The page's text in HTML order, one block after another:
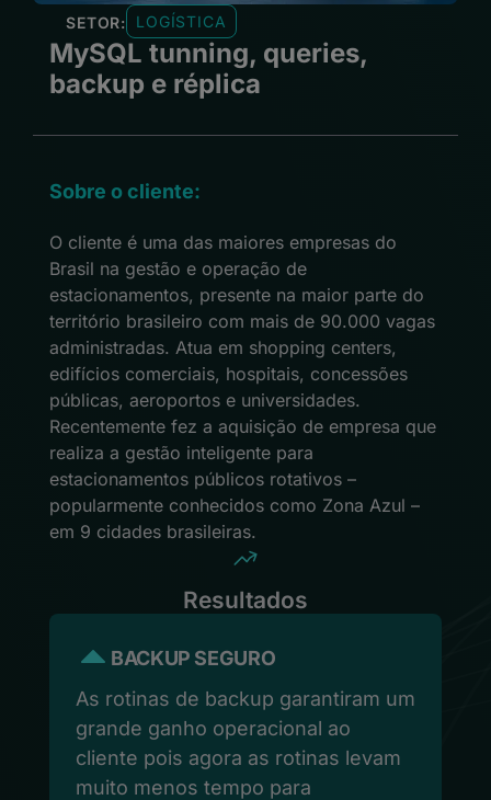
SETOR: LOGÍSTICA
MySQL tunning, queries,
backup e réplica
Sobre o cliente:
O cliente é uma das maiores empresas do
Brasil na gestão e operação de
estacionamentos, presente na maior parte do
território brasileiro com mais de 90.000 vagas
administradas. Atua em shopping centers,
edifícios comerciais, hospitais, concessões
públicas, aeroportos e universidades.
Recentemente fez a aquisição de empresa que
realiza a gestão inteligente para
estacionamentos públicos rotativos –
popularmente conhecidos como Zona Azul –
em 9 cidades brasileiras.
Resultados
BACKUP SEGURO
As rotinas de backup garantiram um
grande ganho operacional ao
cliente pois agora as rotinas levam
muito menos tempo para